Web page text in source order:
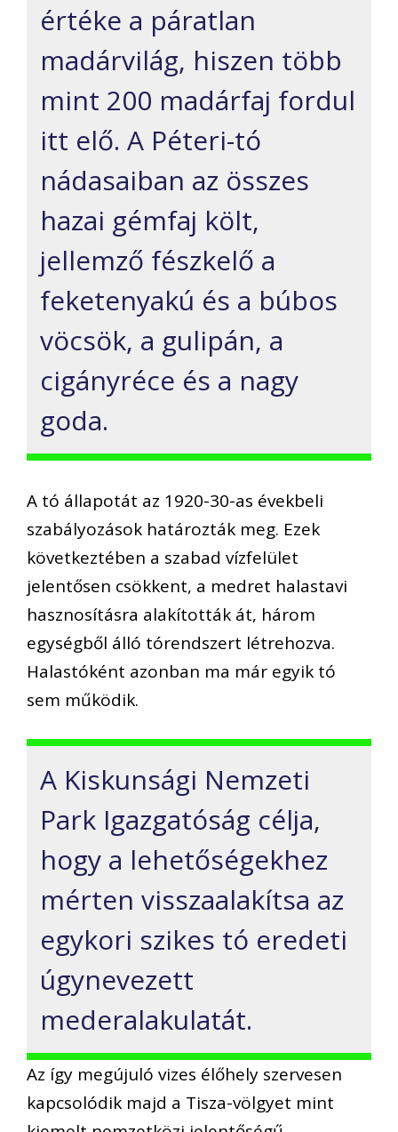
értéke a páratlan
madárvilág, hiszen több
mint 200 madárfaj fordul
itt elő. A Péteri-tó
nádasaiban az összes
hazai gémfaj költ,
jellemző fészkelő a
feketenyakú és a búbos
vöcsök, a gulipán, a
cigányréce és a nagy
goda.
A tó állapotát az 1920-30-as évekbeli
szabályozások határozták meg. Ezek
következtében a szabad vízfelület
jelentősen csökkent, a medret halastavi
hasznosításra alakították át, három
egységből álló tórendszert létrehozva.
Halastóként azonban ma már egyik tó
sem működik.
A Kiskunsági Nemzeti
Park Igazgatóság célja,
hogy a lehetőségekhez
mérten visszaalakítsa az
egykori szikes tó eredeti
úgynevezett
mederalakulatát.
Az így megújuló vizes élőhely szervesen
kapcsolódik majd a Tisza-völgyet mint